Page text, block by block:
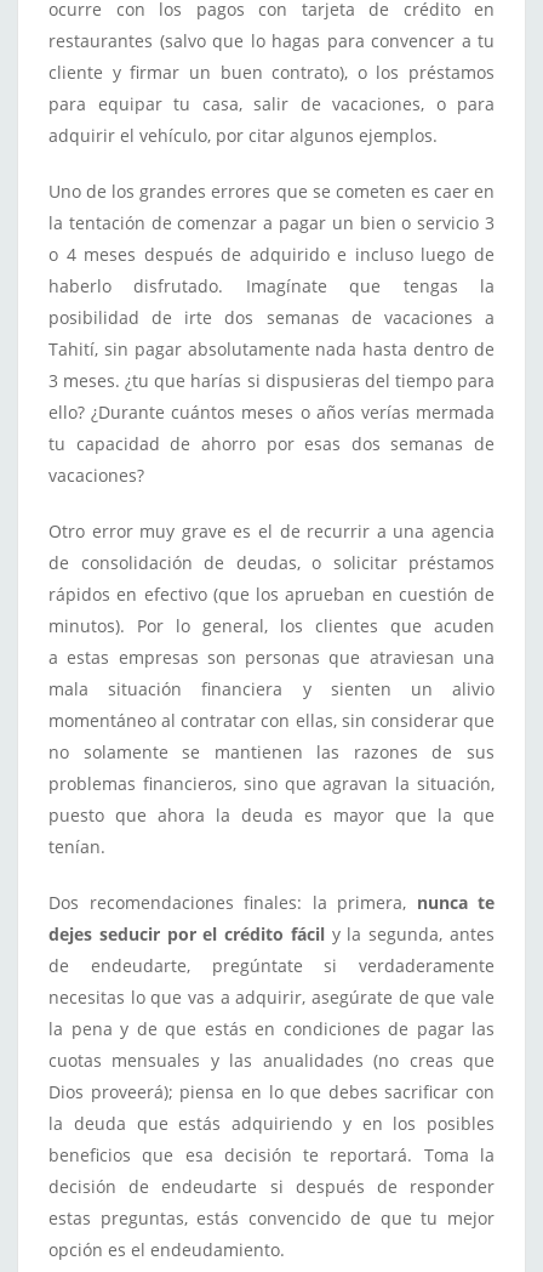
ocurre con los pagos con tarjeta de crédito en
restaurantes (salvo que lo hagas para convencer a tu
cliente y firmar un buen contrato), o los préstamos
para equipar tu casa, salir de vacaciones, o para
adquirir el vehículo, por citar algunos ejemplos.
Uno de los grandes errores que se cometen es caer en
la tentación de comenzar a pagar un bien o servicio 3
o 4 meses después de adquirido e incluso luego de
haberlo disfrutado. Imagínate que tengas la
posibilidad de irte dos semanas de vacaciones a
Tahití, sin pagar absolutamente nada hasta dentro de
3 meses. ¿tu que harías si dispusieras del tiempo para
ello? ¿Durante cuántos meses o años verías mermada
tu capacidad de ahorro por esas dos semanas de
vacaciones?
Otro error muy grave es el de recurrir a una agencia
de consolidación de deudas, o solicitar préstamos
rápidos en efectivo (que los aprueban en cuestión de
minutos). Por lo general, los clientes que acuden
a estas empresas son personas que atraviesan una
mala situación financiera y sienten un alivio
momentáneo al contratar con ellas, sin considerar que
no solamente se mantienen las razones de sus
problemas financieros, sino que agravan la situación,
puesto que ahora la deuda es mayor que la que
tenían.
Dos recomendaciones finales: la primera, nunca te
dejes seducir por el crédito fácily la segunda, antes
de endeudarte, pregúntate si verdaderamente
necesitas lo que vas a adquirir, asegúrate de que vale
la pena y de que estás en condiciones de pagar las
cuotas mensuales y las anualidades (no creas que
Dios proveerá); piensa en lo que debes sacrificar con
la deuda que estás adquiriendo y en los posibles
beneficios que esa decisión te reportará. Toma la
decisión de endeudarte si después de responder
estas preguntas, estás convencido de que tu mejor
opción es el endeudamiento.